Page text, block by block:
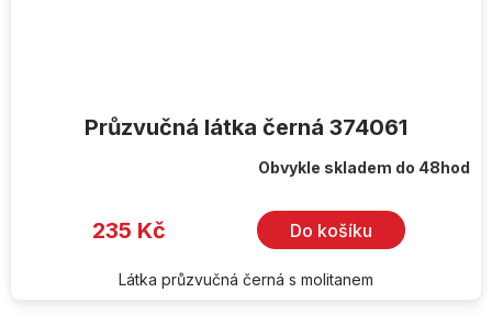
Průzvučná látka černá 374061
Obvykle skladem do 48hod
235 Kč Do košíku
Látka průzvučná černá s molitanem